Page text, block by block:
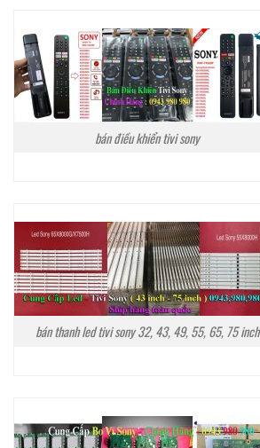
bán điều khiển tivi sony
bán thanh led tivi sony 32, 43, 49, 55, 65, 75 inch